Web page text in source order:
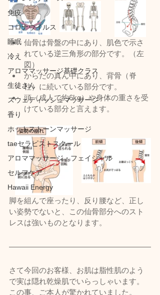
免疫
コロナウイルス
睡眠
冷え
アロママッサージ基礎クラス
生徒さん
スウェディッシュマッサージ
香り
ホットストーンマッサージ
taeセラピストスクール
アロママッサージ・フェイシャル
セルフケア
Hawaii Energy
仙骨は骨盤の中にあり、肌色で示さ
れている逆三角形の部分です。（左
図）
からだの真ん中にあり、背骨（脊
柱）に続いている部分です。
頭（成人で約6kg）や身体の重さを受
けている部分と言えます。
脚を組んで座ったり、反り腰など、正し
い姿勢でないと、この仙骨部分へのスト
レスは強いものとなります。
さて今回のお客様、お肌は脂性肌のよう
で実は隠れ乾燥肌でいらっしゃいます。
この事、ご本人が驚かれていました。